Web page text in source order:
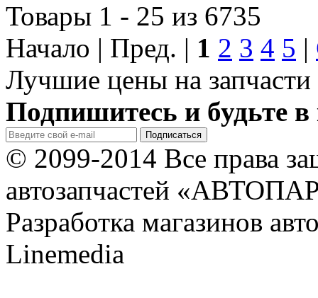
Товары 1 - 25 из 6735
Начало | Пред. | 1 2 3 4 5 |
Лучшие цены на запчасти
Подпишитесь и будьте в
© 2099-2014 Все права
автозапчастей
Разработка магазинов
Linemedia